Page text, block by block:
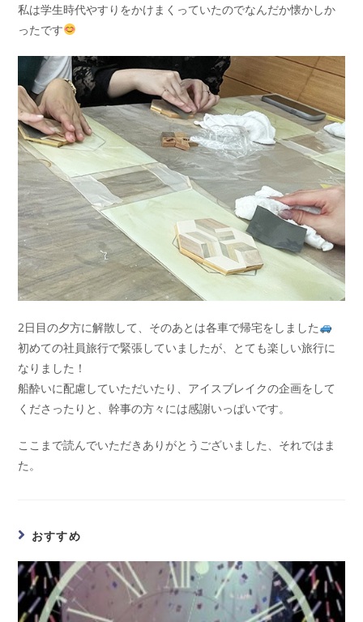
私は学生時代やすりをかけまくっていたのでなんだか懐かしか
ったです
2日目の夕方に解散して、そのあとは各車で帰宅をしました
初めての社員旅行で緊張していましたが、とても楽しい旅行に
なりました！
船酔いに配慮していただいたり、アイスブレイクの企画をして
くださったりと、幹事の方々には感謝いっぱいです。
ここまで読んでいただきありがとうございました、それではま
た。
おすすめ